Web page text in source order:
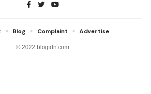
© 2022 blogidn.com
Blog Complaint Advertise